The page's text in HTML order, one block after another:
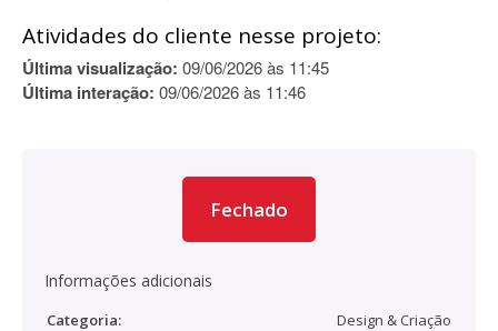
Atividades do cliente nesse projeto:
Última visualização: 09/06/2026 às 11:45
Última interação: 09/06/2026 às 11:46
Fechado
Informações adicionais
Categoria:
Design & Criação